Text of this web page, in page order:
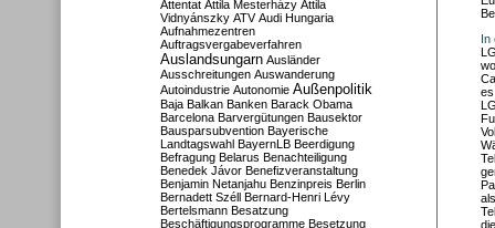
In
Attentat Attila Mesterházy Attila
Vidnyánszky ATV Audi Hungaria
Aufnahmezentren
Auftragsvergabeverfahren
Auslandsungarn Ausländer
Ausschreitungen Auswanderung
Autoindustrie Autonomie Außenpolitik
Baja Balkan Banken Barack Obama
Barcelona Barvergütungen Bausektor
Bausparsubvention Bayerische
Landtagswahl BayernLB Beerdigung
Befragung Belarus Benachteiligung
Benedek Jávor Benefizveranstaltung
Benjamin Netanjahu Benzinpreis Berlin
Bernadett Széll Bernard-Henri Lévy
Bertelsmann Besatzung
Beschäftigungsprogramme Besetzung